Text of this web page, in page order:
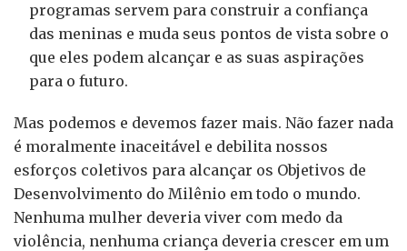
programas servem para construir a confiança
das meninas e muda seus pontos de vista sobre o
que eles podem alcançar e as suas aspirações
para o futuro.
Mas podemos e devemos fazer mais. Não fazer nada
é moralmente inaceitável e debilita nossos
esforços coletivos para alcançar os Objetivos de
Desenvolvimento do Milênio em todo o mundo.
Nenhuma mulher deveria viver com medo da
violência, nenhuma criança deveria crescer em um